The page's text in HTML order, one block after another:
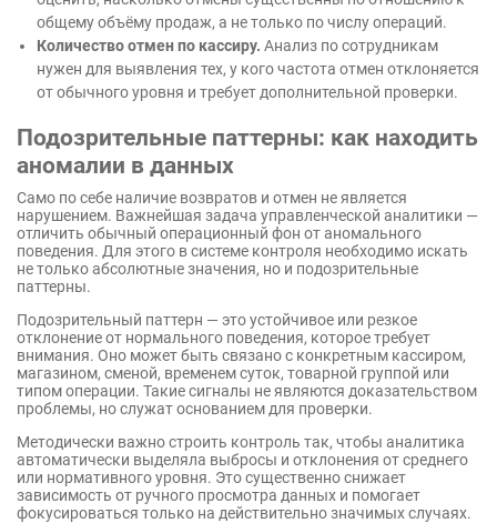
общему объёму продаж, а не только по числу операций.
Количество отмен по кассиру. Анализ по сотрудникам
нужен для выявления тех, у кого частота отмен отклоняется
от обычного уровня и требует дополнительной проверки.
Подозрительные паттерны: как находить
аномалии в данных
Само по себе наличие возвратов и отмен не является
нарушением. Важнейшая задача управленческой аналитики —
отличить обычный операционный фон от аномального
поведения. Для этого в системе контроля необходимо искать
не только абсолютные значения, но и подозрительные
паттерны.
Подозрительный паттерн — это устойчивое или резкое
отклонение от нормального поведения, которое требует
внимания. Оно может быть связано с конкретным кассиром,
магазином, сменой, временем суток, товарной группой или
типом операции. Такие сигналы не являются доказательством
проблемы, но служат основанием для проверки.
Методически важно строить контроль так, чтобы аналитика
автоматически выделяла выбросы и отклонения от среднего
или нормативного уровня. Это существенно снижает
зависимость от ручного просмотра данных и помогает
фокусироваться только на действительно значимых случаях.